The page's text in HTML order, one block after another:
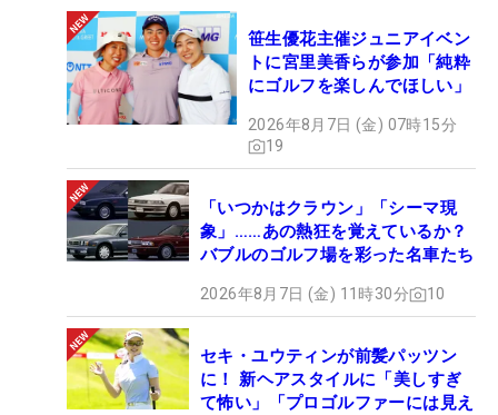
笹生優花主催ジュニアイベン
トに宮里美香らが参加「純粋
にゴルフを楽しんでほしい」
2026年8月7日 (金) 07時15分
19
「いつかはクラウン」「シーマ現
象」……あの熱狂を覚えているか？
バブルのゴルフ場を彩った名車たち
2026年8月7日 (金) 11時30分 10
セキ・ユウティンが前髪パッツン
に！ 新ヘアスタイルに「美しすぎ
て怖い」「プロゴルファーには見え